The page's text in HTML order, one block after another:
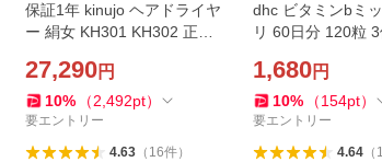
保証1年 kinujo ヘアドライヤ
ー 絹女 KH301 KH302 正規
ぬじょ キヌジョ軽量 時短
27,290円
10% （2,492pt）
要エントリー
4.63（ 16件）
dhc ビタミンbミ
リ 60日分 120粒 3
容 健康 栄養機能食
1,680円
10% （154pt）
要エントリー
4.64（